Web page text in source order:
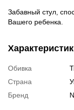
Забавный стул,
Вашего ребенка.
Обивка
Страна
Бренд